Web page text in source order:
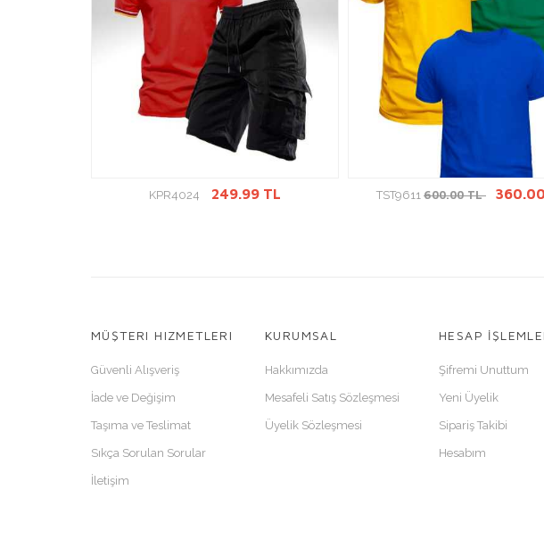
ÜRÜN DETAYINA GİT
KPR4024 249.99 TL ÜRÜN DETAYINA GİT
TST9611 600.00 TL
MÜŞTERI HIZMETLERI
Güvenli Alışveriş
İade ve Değişim
Taşıma ve Teslimat
Sıkça Sorulan Sorular
İletişim
KURUMSAL
Hakkımızda
Mesafeli Satış Sözleşmesi
Üyelik Sözleşmesi
HESAP
Şifremi Unuttum
Yeni Üyelik
Sipariş Takibi
Hesabım